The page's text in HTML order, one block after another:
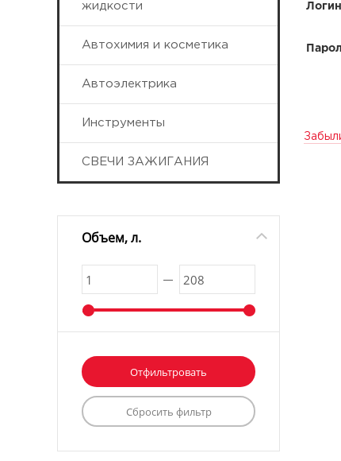
жидкости
Автохимия и косметика
Автоэлектрика
Инструменты
СВЕЧИ ЗАЖИГАНИЯ
Объем, л.